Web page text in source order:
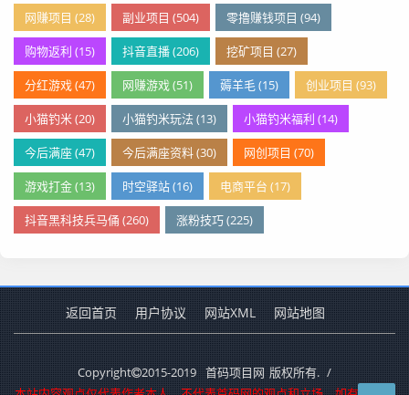
网赚项目 (28) 副业项目 (504) 零撸赚钱项目 (94)
购物返利 (15) 抖音直播 (206) 挖矿项目 (27)
分红游戏 (47) 网赚游戏 (51) 薅羊毛 (15) 创业项目 (93)
小猫钓米 (20) 小猫钓米玩法 (13) 小猫钓米福利 (14)
今后满座 (47) 今后满座资料 (30) 网创项目 (70)
游戏打金 (13) 时空驿站 (16) 电商平台 (17)
抖音黑科技兵马俑 (260) 涨粉技巧 (225)
返回首页 用户协议 网站XML 网站地图
Copyright 2015-2019 首码项目网 版权所有. /